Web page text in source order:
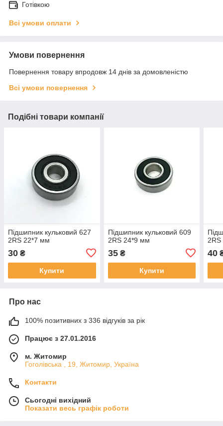
Готівкою
Всі умови оплати
Умови повернення
Повернення товару впродовж 14 днів за домовленістю
Всі умови повернення
Подібні товари компанії
Підшипник кульковий 627
2RS 22*7 мм
30 ₴
Купити
Підшипник кульковий 609
2RS 24*9 мм
35₴
Купити
40
Про нас
100% позитивних з 336 відгуків за рік
Працює з 27.01.2016
м. Житомир
Гоголівська , 19, Житомир, Україна
Контакти
Сьогодні вихідний
Показати весь графік роботи